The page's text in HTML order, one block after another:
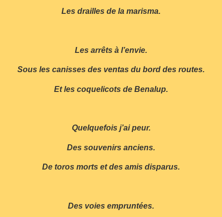
Les drailles de la marisma.
Les arrêts à l’envie.
Sous les canisses des ventas du bord des routes.
Et les coquelicots de Benalup.
Quelquefois j’ai peur.
Des souvenirs anciens.
De toros morts et des amis disparus.
Des voies empruntées.